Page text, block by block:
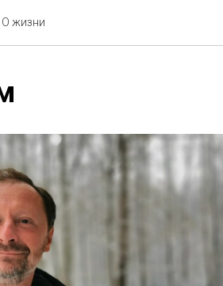
О жизни